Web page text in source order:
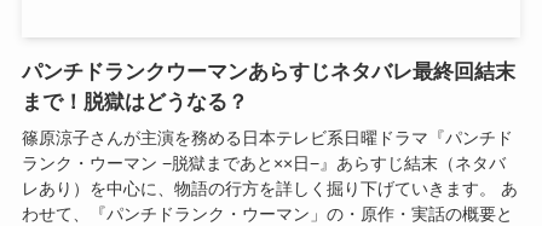
パンチドランクウーマンあらすじネタバレ最終回結末
まで！脱獄はどうなる？
篠原涼子さんが主演を務める日本テレビ系日曜ドラマ『パンチド
ランク・ウーマン −脱獄まであと××日−』あらすじ結末（ネタバ
レあり）を中心に、物語の行方を詳しく掘り下げていきます。 あ
わせて、『パンチドランク・ウーマン」の・原作・実話の概要と